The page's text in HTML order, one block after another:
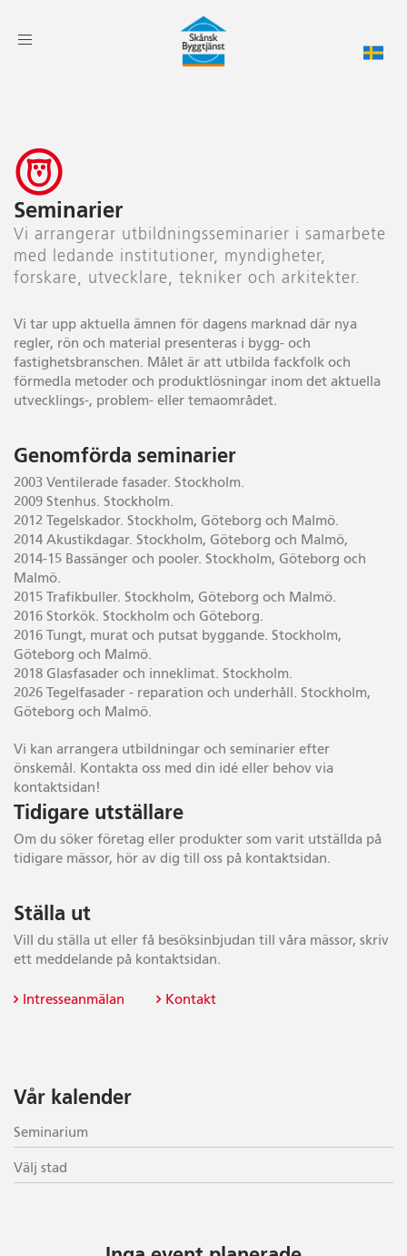
Toggle
Seminarier
Vi arrangerar utbildningsseminarier i samarbete
med ledande institutioner, myndigheter,
forskare, utvecklare, tekniker och arkitekter.
Vi tar upp aktuella ämnen för dagens marknad där nya
regler, rön och material presenteras i bygg- och
fastighetsbranschen. Målet är att utbilda fackfolk och
förmedla metoder och produktlösningar inom det aktuella
utvecklings-, problem- eller temaområdet.
Genomförda seminarier
2003 Ventilerade fasader. Stockholm.
2009 Stenhus. Stockholm.
2012 Tegelskador. Stockholm, Göteborg och Malmö.
2014 Akustikdagar. Stockholm, Göteborg och Malmö,
2014-15 Bassänger och pooler. Stockholm, Göteborg och
Malmö.
2015 Trafikbuller. Stockholm, Göteborg och Malmö.
2016 Storkök. Stockholm och Göteborg.
2016 Tungt, murat och putsat byggande. Stockholm,
Göteborg och Malmö.
2018 Glasfasader och inneklimat. Stockholm.
2026 Tegelfasader - reparation och underhåll. Stockholm,
Göteborg och Malmö.
Vi kan arrangera utbildningar och seminarier efter
önskemål. Kontakta oss med din idé eller behov via
kontaktsidan!
Tidigare utställare
Om du söker företag eller produkter som varit utställda på
tidigare mässor, hör av dig till oss på kontaktsidan.
Ställa ut
Vill du ställa ut eller få besöksinbjudan till våra mässor, skriv
ett meddelande på kontaktsidan.
Intresseanmälan Kontakt
Vår kalender
Seminarium